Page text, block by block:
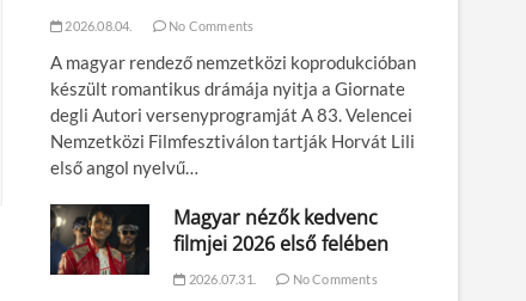
2026.08.04. No Comments
A magyar rendező nemzetközi koprodukcióban
készült romantikus drámája nyitja a Giornate
degli Autori versenyprogramját A 83. Velencei
Nemzetközi Filmfesztiválon tartják Horvát Lili
első angol nyelvű…
Magyar nézők kedvenc
filmjei 2026 első felében
2026.07.31. No Comments